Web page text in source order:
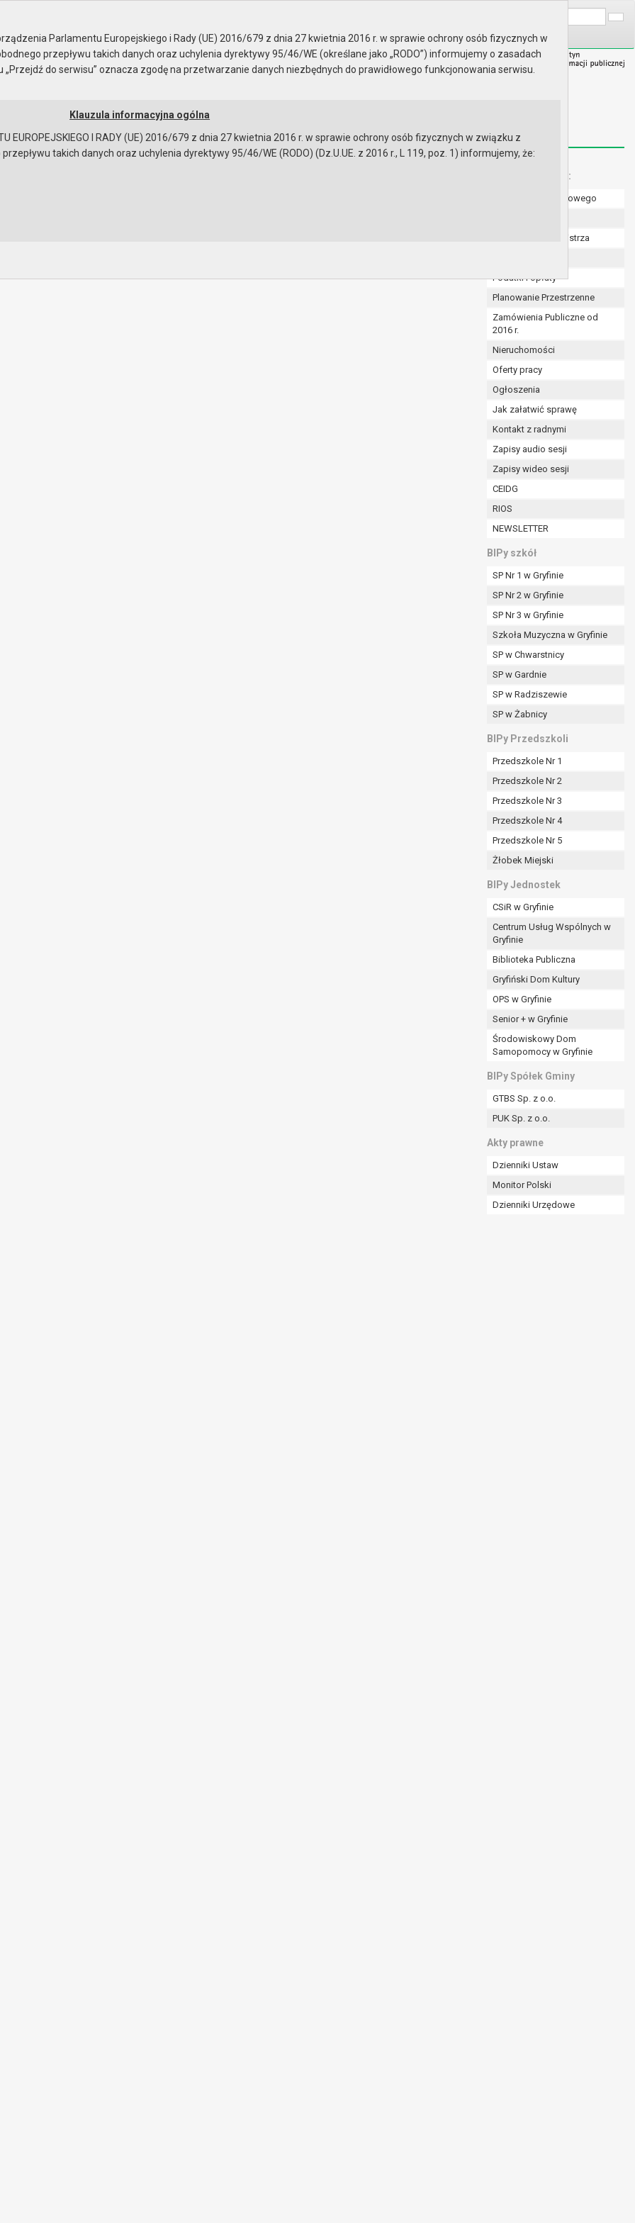
Instrukcja korzystania Dostępność
dnia 21.04.2017 Menu dodatkowe:
Numer konta bankowego
Zarządzenia Burmistrza
Podatki i opłaty
Planowanie Przestrzenne
Zamówienia Publiczne od
2016 r.
Nieruchomości
Oferty pracy
Ogłoszenia
Jak załatwić sprawę
Kontakt z radnymi
Zapisy audio sesji
Zapisy wideo sesji
CEIDG
RIOS
NEWSLETTER
BIPy szkół
SP Nr 1 w Gryfinie
SP Nr 2 w Gryfinie
SP Nr 3 w Gryfinie
Szkoła Muzyczna w Gryfinie
SP w Chwarstnicy
SP w Gardnie
SP w Radziszewie
SP w Żabnicy
BIPy Przedszkoli
Przedszkole Nr 1
Przedszkole Nr 2
Przedszkole Nr 3
Przedszkole Nr 4
Przedszkole Nr 5
Żłobek Miejski
BIPy Jednostek
CSiR w Gryfinie
Centrum Usług Wspólnych w
Gryfinie
Biblioteka Publiczna
Gryfiński Dom Kultury
OPS w Gryfinie
Senior + w Gryfinie
Środowiskowy Dom
Samopomocy w Gryfinie
BIPy Spółek Gminy
GTBS Sp. z o.o.
PUK Sp. z o.o.
Akty prawne
Dzienniki Ustaw
Monitor Polski
Dzienniki Urzędowe
Parlamentu Europejskiego i Rady (UE) 2016/679 z dnia 27 kwietnia 2016 r. w sprawie ochrony osób fizycznych w
przepływu takich danych oraz uchylenia dyrektywy 95/46/WE (określane jako „RODO”) informujemy o zasadach
do serwisu” oznacza zgodę na przetwarzanie danych niezbędnych do prawidłowego funkcjonowania serwisu.
Klauzula informacyjna ogólna
EUROPEJSKIEGO I RADY (UE) 2016/679 z dnia 27 kwietnia 2016 r. w sprawie ochrony osób fizycznych w związku z
takich danych oraz uchylenia dyrektywy 95/46/WE (RODO) (Dz.U.UE. z 2016 r., L 119, poz. 1) informujemy, że:
przepisami prawa w celu:
a w szczególności ustawy z dnia 8 marca 1990 r. o samorządzie gminnym (Dz.U. z 2017r., poz. 1875 ze zm.) oraz z
a także obowiązków i zadań zleconych przez instytucje nadrzędne wobec Gminy;
lub innej osoby fizycznej;
są wyłącznie na podstawie wcześniej udzielonej zgody w zakresie i celu określonym w treści zgody.
w pkt. 3, dane osobowe mogą być udostępniane innym upoważnionym odbiorcom lub kategoriom odbiorców danych
niezbędny do realizacji celu dla jakiego zostały zebrane oraz zgodnie z terminami archiwizacji określonymi przez
zgody osoby, której dane dotyczą przetwarzanie odbywa się do czasu wycofania tej zgody.
zawarcia i realizacji umowy przetwarzanie odbywa się przez okres niezbędny do realizacji zawartej umowy, a po tym
dla zabezpieczenia ewentualnych roszczeń, a w przypadku wyrażenia zgody na przetwarzanie danych po zakończeniu i
od momentu pozyskania przechowywane są przez okres wynikający z umowy o dofinansowanie zawartej między
i konieczności zachowania dokumentacji projektu do celów kontrolnych.
osobowych przysługuje Pani/Panu:
ich kopii na podstawie art. 15 RODO;
art. 16 RODO,
prawo do bycia zapomnianym) na podstawie art. 17 RODO, w przypadku gdy:
były zebrane lub w inny sposób przetwarzane,
na przetwarzanie danych osobowych, która jest podstawą przetwarzania danych i nie ma innej podstawy prawnej
z prawem,
się z obowiązku wynikającego z przepisów prawa;
danych osobowych – na okres pozwalający administratorowi sprawdzić prawidłowość tych danych,
celów, ale osoba, której dane dotyczą, potrzebuje ich do ustalenia, obrony lub dochodzenia roszczeń,
wobec przetwarzania danych - do czasu ustalenia czy prawnie uzasadnione podstawy po stronie administratora są
RODO, w przypadku gdy łącznie spełnione są następujące przesłanki:
umowy zawartej z osobą, której dane dotyczą lub na podstawie zgody wyrażonej przez tą osobę,
art. 21 RODO, wobec przetwarzania danych osobowych, którego podstawą prawną jest:
z prawnie uzasadnionych interesów realizowanych przez administratora lub przez stronę trzecią.
W razie wniesienia sprzeciwu, administrator nie może już przetwarzać tych danych osobowych, chyba że wykaże
do przetwarzania, nadrzędnych wobec interesów, praw i wolności osoby, której dane dotyczą, lub podstaw do
się na podstawie zgody osoby na przetwarzanie danych osobowych (art. 6 ust. 1 lit a RODO), przysługuje Pani/Panu
to nie ma wpływu na zgodność przetwarzania, którego dokonano na podstawie zgody przed jej cofnięciem.
nadzorczego na niezgodne z prawem przetwarzanie Pani/Pana danych osobowych przez administratora.
Ochrony Danych Osobowych.
podanie danych osobowych jest dobrowolne albo jest wymogiem ustawowym lub umownym.
podejmowaniu decyzji, w tym również profilowaniu.